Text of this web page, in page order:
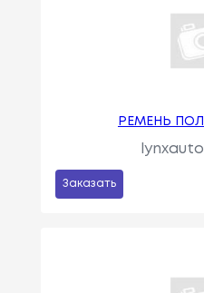
РЕМЕНЬ
Заказать